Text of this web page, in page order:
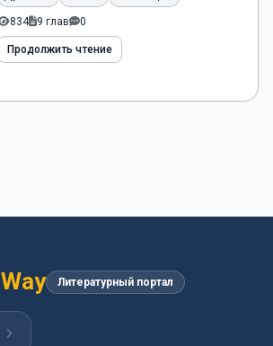
834 9 глав 0
Продолжить чтение
Way Литературный портал